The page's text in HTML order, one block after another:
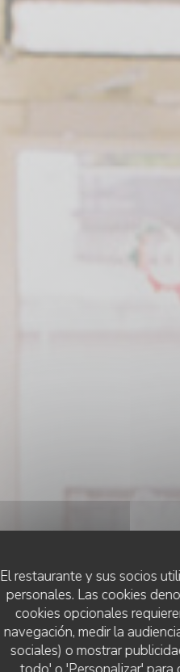
El restaurante y sus socios
personales. Las cookies
cookies opcionales
navegación, medir la
sociales) o mostrar